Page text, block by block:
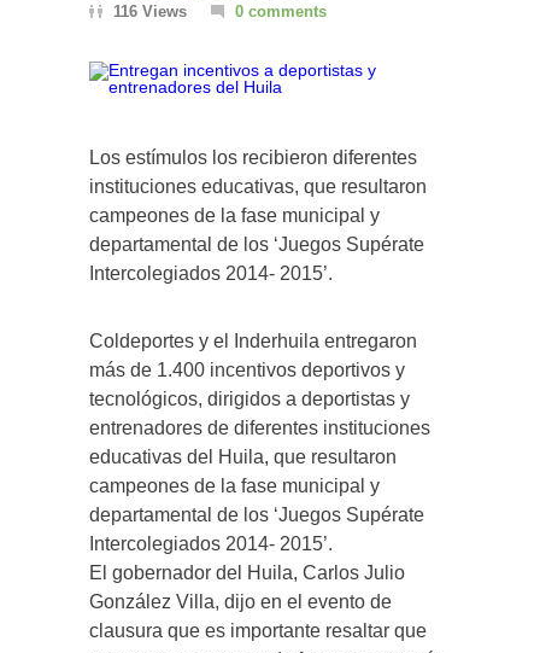
116 Views
0 comments
Los estímulos los recibieron diferentes
instituciones educativas, que resultaron
campeones de la fase municipal y
departamental de los ‘Juegos Supérate
Intercolegiados 2014- 2015’.
Coldeportes y el Inderhuila entregaron
más de 1.400 incentivos deportivos y
tecnológicos, dirigidos a deportistas y
entrenadores de diferentes instituciones
educativas del Huila, que resultaron
campeones de la fase municipal y
departamental de los ‘Juegos Supérate
Intercolegiados 2014- 2015’.
El gobernador del Huila, Carlos Julio
González Villa, dijo en el evento de
clausura que es importante resaltar que